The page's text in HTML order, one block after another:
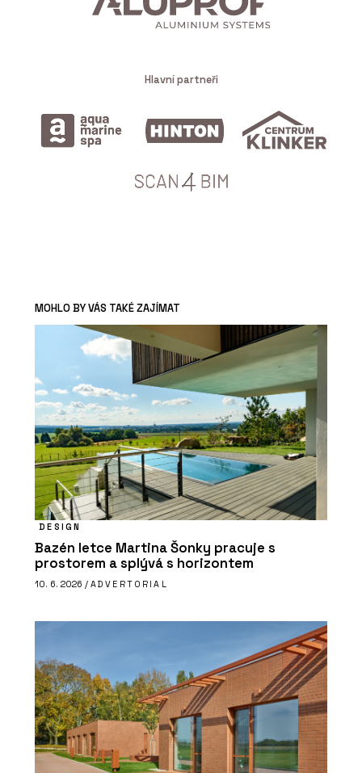
Hlavní partneři
MOHLO BY VÁS TAKÉ ZAJÍMAT
DESIGN
Bazén letce Martina Šonky pracuje s
prostorem a splývá s horizontem
10. 6. 2026 / ADVERTORIAL